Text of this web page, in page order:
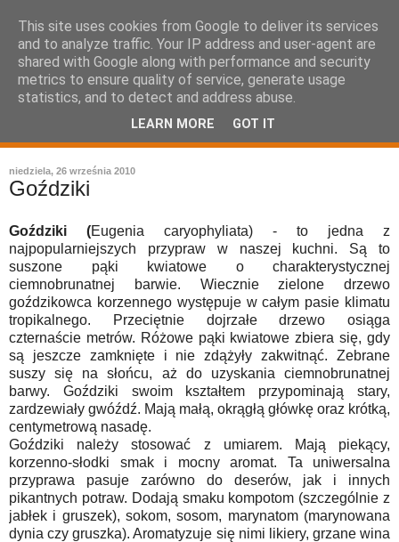
leksykon sztuki kulinarnej
niedziela, 26 września 2010
Goździki
Goździki (Eugenia caryophyliata) - to jedna z
najpopularniejszych przypraw w naszej kuchni. Są to
suszone pąki kwiatowe o charakterystycznej
ciemnobrunatnej barwie. Wiecznie zielone drzewo
goździkowca korzennego występuje w całym pasie klimatu
tropikalnego. Przeciętnie dojrzałe drzewo osiąga
czternaście metrów. Różowe pąki kwiatowe zbiera się, gdy
są jeszcze zamknięte i nie zdążyły zakwitnąć. Zebrane
suszy się na słońcu, aż do uzyskania ciemnobrunatnej
barwy. Goździki swoim kształtem przypominają stary,
zardzewiały gwóźdź. Mają małą, okrągłą główkę oraz krótką,
centymetrową nasadę.
Goździki należy stosować z umiarem. Mają piekący,
korzenno-słodki smak i mocny aromat. Ta uniwersalna
przyprawa pasuje zarówno do deserów, jak i innych
pikantnych potraw. Dodają smaku kompotom (szczególnie z
jabłek i gruszek), sokom, sosom, marynatom (marynowana
dynia czy gruszka). Aromatyzuje się nimi likiery, grzane wina
This site uses cookies from Google to deliver its services
and to analyze traffic. Your IP address and user-agent are
shared with Google along with performance and security
metrics to ensure quality of service, generate usage
statistics, and to detect and address abuse.
LEARN MORE GOT IT